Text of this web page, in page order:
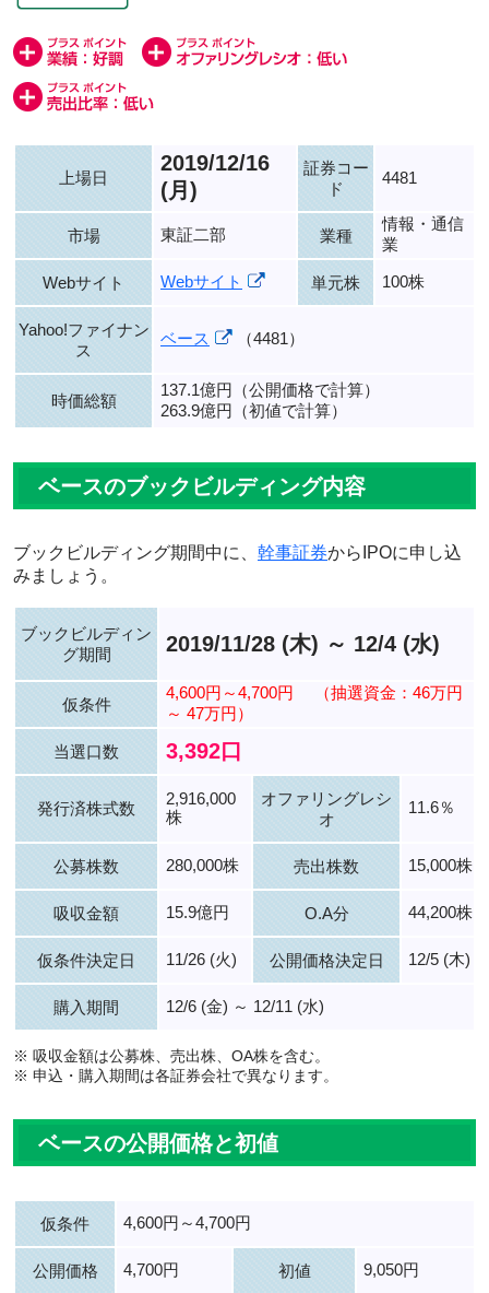
上場日
2019/12/16
(月)
証券コー
ド
4481
市場 東証二部 業種
情報・通信
業
Webサイト Webサイト 単元株 100株
Yahoo!ファイナン
ス
ベース （4481）
時価総額
137.1億円（公開価格で計算）
263.9億円（初値で計算）
ベースのブックビルディング内容
ブックビルディング期間中に、 幹事証券からIPOに申し込
みましょう。
ブックビルディン
グ期間
2019/11/28 (木) ～ 12/4 (水)
仮条件
4,600円～4,700円
（抽選資金：46万円
～ 47万円）
当選口数 3,392口
発行済株式数
2,916,000
株
オファリングレシ
オ
11.6％
公募株数 280,000株 売出株数 15,000株
吸収金額 15.9億円 O.A分 44,200株
仮条件決定日 11/26 (火) 公開価格決定日 12/5 (木)
購入期間 12/6 (金) ～ 12/11 (水)
※ 吸収金額は公募株、売出株、OA株を含む。
※ 申込・購入期間は各証券会社で異なります。
ベースの公開価格と初値
仮条件 4,600円～4,700円
公開価格 4,700円 初値 9,050円